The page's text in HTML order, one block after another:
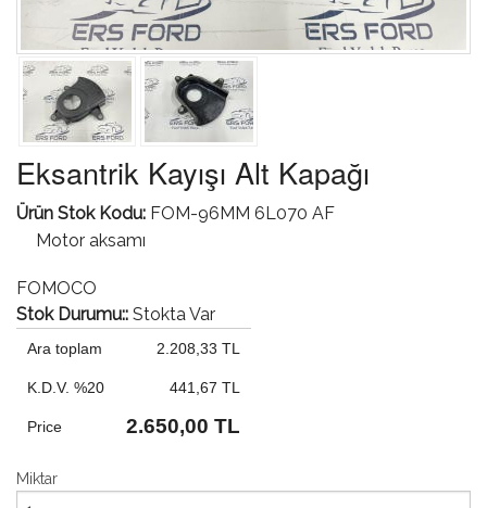
Eksantrik Kayışı Alt Kapağı
Ürün Stok Kodu: FOM-96MM 6L070 AF
Motor aksamı
FOMOCO
Stok Durumu:: Stokta Var
Ara toplam 2.208,33 TL
K.D.V. %20 441,67 TL
Price 2.650,00 TL
Miktar